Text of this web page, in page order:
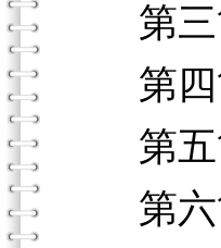
第三
第四
第五
第六